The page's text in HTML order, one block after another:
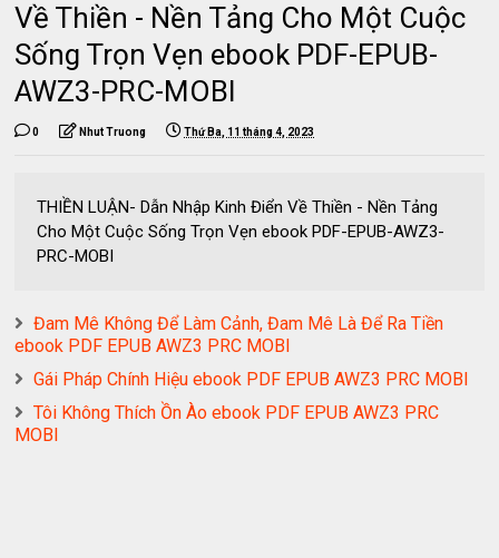
Về Thiền - Nền Tảng Cho Một Cuộc
Sống Trọn Vẹn ebook PDF-EPUB-
AWZ3-PRC-MOBI
0 Nhut Truong Thứ Ba, 11 tháng 4, 2023
THIỀN LUẬN- Dẫn Nhập Kinh Điển Về Thiền - Nền Tảng
Cho Một Cuộc Sống Trọn Vẹn ebook PDF-EPUB-AWZ3-
PRC-MOBI
Đam Mê Không Để Làm Cảnh, Đam Mê Là Để Ra Tiền
ebook PDF EPUB AWZ3 PRC MOBI
Gái Pháp Chính Hiệu ebook PDF EPUB AWZ3 PRC MOBI
Tôi Không Thích Ồn Ào ebook PDF EPUB AWZ3 PRC
MOBI